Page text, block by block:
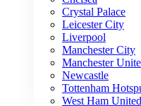
Crystal Palace
Leicester City
Liverpool
Manchester City
Manchester
Newcastle
Tottenham
West Ham United